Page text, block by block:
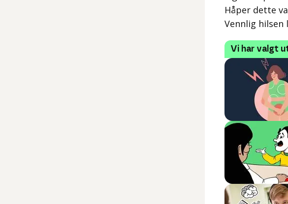
Håper dette
Vennlig hilsen
Vi har valgt